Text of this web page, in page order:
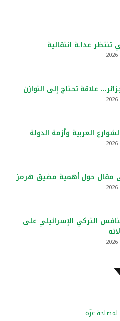
تنتظر عدالة انتقالية
علاقة تحتاج إلى التوازن
العربية وأزمة الدولة
مقال حول أهمية مضيق هرمز
التركي الإسرائيلي على
لمصلحة غزّة